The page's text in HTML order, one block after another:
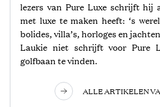
lezers van Pure Luxe schrijft hij
met luxe te maken heeft: ‘s
bolides, villa’s, horloges en
Laukie niet schrijft voor Pure
golfbaan te vinden.
ALLE ARTIKELEN